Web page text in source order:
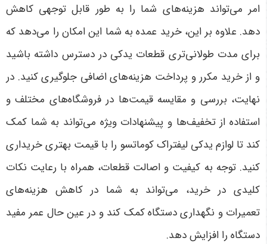
امر می‌تواند هزینه‌های شما را به طور قابل توجهی کاهش
دهد. علاوه بر این، خرید عمده به شما این امکان را می‌دهد که
برای مدت طولانی‌تری قطعات یدکی در دسترس داشته باشید
و از خرید مکرر و پرداخت هزینه‌های اضافی جلوگیری کنید. در
نهایت، بررسی و مقایسه قیمت‌ها در فروشگاه‌های مختلف و
استفاده از تخفیف‌ها و پیشنهادات ویژه می‌تواند به شما کمک
کند تا لوازم یدکی لیفتراک کوماتسو را با قیمت بهتری خریداری
کنید. توجه به کیفیت و اصالت قطعات، همراه با رعایت نکات
کلیدی در خرید، می‌تواند به شما در کاهش هزینه‌های
تعمیرات و نگهداری دستگاه کمک کند و در عین حال عمر مفید
دستگاه را افزایش دهد.